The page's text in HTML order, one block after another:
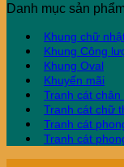
Danh mục sản
Khung chữ
Khung Công
Khung Oval
Khuyến mãi
Tranh cát chân
Tranh cát chữ
Tranh cát
Tranh cát